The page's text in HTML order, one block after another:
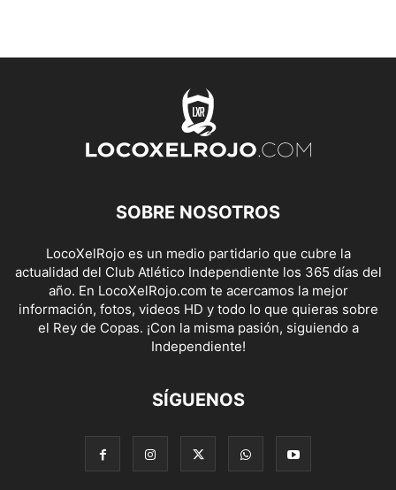
SOBRE NOSOTROS
LocoXelRojo es un medio partidario que cubre la
actualidad del Club Atlético Independiente los 365 días del
año. En LocoXelRojo.com te acercamos la mejor
información, fotos, videos HD y todo lo que quieras sobre
el Rey de Copas. ¡Con la misma pasión, siguiendo a
Independiente!
SÍGUENOS